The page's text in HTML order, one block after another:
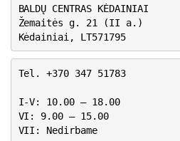
BALDŲ CENTRAS KĖDAINIAI
Žemaitės g. 21 (II a.)
Kėdainiai, LT571795
Tel. +370 347 51783
I-V: 10.00 – 18.00
VI: 9.00 – 15.00
VII: Nedirbame